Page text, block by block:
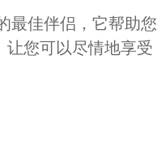
最佳伴侣，它帮助您
您可以尽情地享受